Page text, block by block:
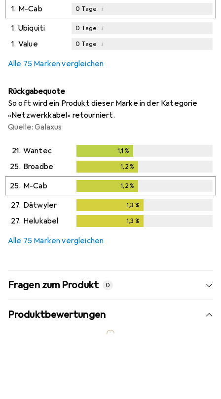
1. M-Cab 0 Tage i
1. Ubiquiti 0 Tage i
1. Value 0 Tage i
Alle 75 Marken vergleichen
Rückgabequote
So oft wird ein Produkt dieser Marke in der Kategorie
«Netzwerkkabel» retourniert.
Quelle: Galaxus
21. Wantec 1,1 %
25. Broadbe 1,2 %
25. M-Cab 1,2 %
27. Dätwyler 1,3 %
27. Helukabel 1,3 %
Alle 75 Marken vergleichen
Fragen zum Produkt 0
Produktbewertungen